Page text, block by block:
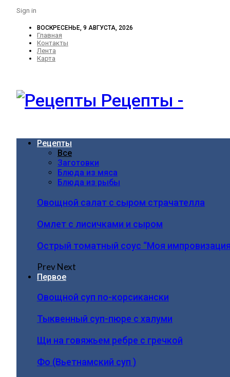
Sign in
ВОСКРЕСЕНЬЕ, 9 АВГУСТА, 2026
Главная
Контакты
Лента
Карта
Рецепты -
Рецепты
Все
Заготовки
Блюда из мяса
Блюда из рыбы
Овощной салат с сыром страчателла
Омлет с лисичками и сыром
Острый томатный соус “Моя
PrevNext
Первое
Овощной суп по-корсикански
Тыквенный суп-пюре с халуми
Щи на говяжьем ребре с гречкой
Фо (Вьетнамский суп )